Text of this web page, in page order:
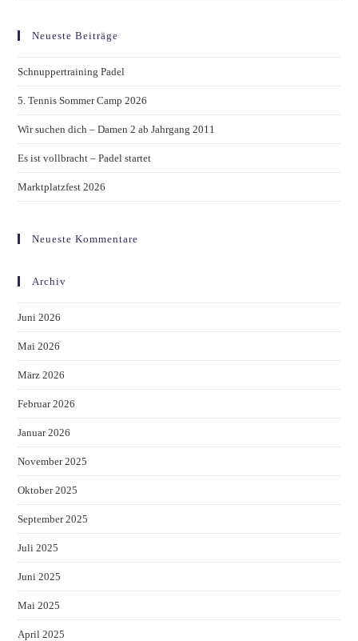
Neueste Beiträge
Schnuppertraining Padel
5. Tennis Sommer Camp 2026
Wir suchen dich – Damen 2 ab Jahrgang 2011
Es ist vollbracht – Padel startet
Marktplatzfest 2026
Neueste Kommentare
Archiv
Juni 2026
Mai 2026
März 2026
Februar 2026
Januar 2026
November 2025
Oktober 2025
September 2025
Juli 2025
Juni 2025
Mai 2025
April 2025